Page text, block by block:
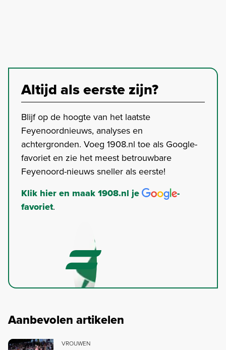
Altijd als eerste zijn?
Blijf op de hoogte van het laatste
Feyenoordnieuws, analyses en
achtergronden. Voeg 1908.nl toe als Google-
favoriet en zie het meest betrouwbare
Feyenoord-nieuws sneller als eerste!
Klik hier en maak 1908.nl je
-
favoriet.
Aanbevolen artikelen
VROUWEN